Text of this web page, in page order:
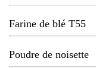
Farine de blé T55
Poudre de noisette